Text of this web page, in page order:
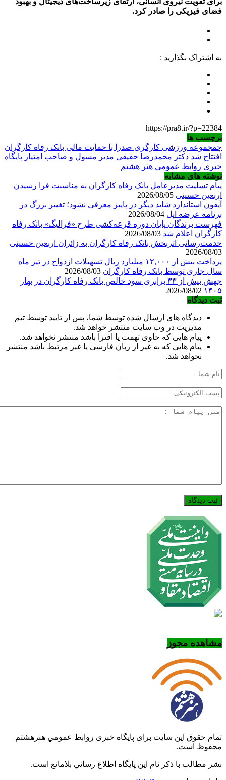
فضای فیزیکی را صادر کرد.
به اشتراک بگذارید :
https://pra8.ir/?p=22384
برچسب ها
چمجموعه ورزشی کارگری صدرا با حمایت مالی بانک رفاه کارگران
افتتاح شد دکتر محمدرضا حقیقی مدیر مسول و صاحب امتیاز پایگاه
خبری روابط عمومی هنر هشتم
نوشته های مشابه
پیام تسلیت مدیرعامل بانک رفاه کارگران به مناسبت فرا رسیدن
اربعین حسینی
آیفون استاندارد شاید دیگر در پاییز معرفی نشود؛ تغییر بزرگ در
برنامه عرضه اپل
فهرست برندگان پایان دوره قرعه‌کشی طرح «فرالیگ» بانک رفاه
کارگران اعلام شد
خدمت‌رسانی اثربخش بانک رفاه کارگران به زائران اربعین حسینی
2026/08/03
پرداخت بیش از ۱۲,۰۰۰ میلیارد ریال تسهیلات ازدواج در تیر ماه
سال جاری توسط بانک رفاه کارگران
جهش بیش از ۳۳ برابری سود خالص بانک رفاه کارگران در بهار
۱۴۰۵
ثبت دیدگاه
دیدگاه های ارسال شده توسط شما، پس از تایید توسط تیم
مدیریت در وب سایت منتشر خواهد شد.
پیام هایی که حاوی تهمت یا افترا باشد منتشر نخواهد شد.
پیام هایی که به غیر از زبان فارسی یا غیر مرتبط باشد منتشر
نخواهد شد.
مشاهده مجوز
تمام حقوق این سایت برای پایگاه خبری روابط عمومي هنرهشتم
محفوظ است.
نشر مطالب با ذکر نام اين پايگاه اطلاع رساني بلامانع است.